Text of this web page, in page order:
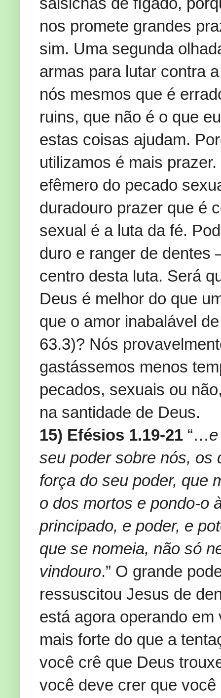
nos promete grandes
sim. Uma segunda
armas para lutar contra
nós mesmos que é
ruins, que não é o que
estas coisas ajudam.
utilizamos é mais
efêmero do pecado
duradouro prazer que é
sexual é a luta da fé.
duro e ranger de dentes
centro desta luta. Será
Deus é melhor do que
que o amor inabalável
63.3)? Nós
gastássemos menos
pecados, sexuais ou
na santidade de Deus.
15) Efésios 1.19-21 “…
seu poder sobre nós, os
força do seu poder, que
o dos mortos e pondo-o
principado, e poder, e
que se nomeia, não só
vindouro.” O grande
ressuscitou Jesus de
está agora operando
mais forte do que a
você crê que Deus
você deve crer que